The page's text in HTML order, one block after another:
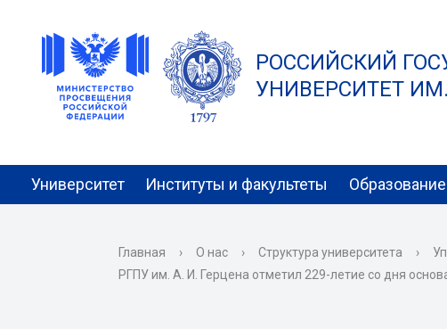
РОССИЙСКИЙ
УНИВЕРСИТЕТ
Университет Институты и факультеты Образование
Главная › О нас › Структура университета ›
РГПУ им. А. И. Герцена отметил 229-летие со дня